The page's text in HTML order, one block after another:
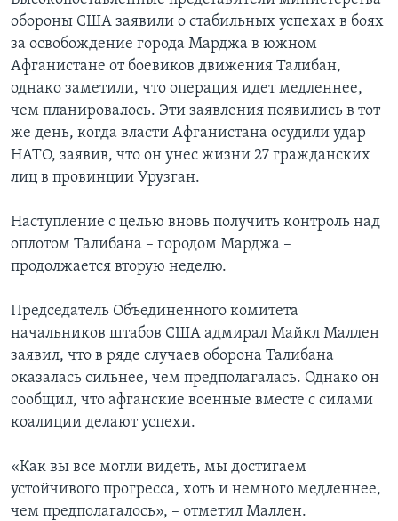
поиск
ДЕТАЛИ
НЬЮ-ЙОРК NEW YORK
АМЕРИКА. БОЛЬШОЕ ПУТЕШЕСТВИЕ
АМЕРИКАНСКИЕ ГОРОДКИ
ТЕСТЫ
УЧИМ АНГЛИЙСКИЙ
ВИДЕО
ПОДПИСКА НА НОВОСТИ
Learning English
Языки
обороны США заявили о стабильных успехах в боях
за освобождение города Марджа в южном
Афганистане от боевиков движения Талибан,
однако заметили, что операция идет медленнее,
чем планировалось. Эти заявления появились в тот
же день, когда власти Афганистана осудили удар
НАТО, заявив, что он унес жизни 27 гражданских
лиц в провинции Урузган.
Наступление с целью вновь получить контроль над
оплотом Талибана – городом Марджа –
продолжается вторую неделю.
Председатель Объединенного комитета
начальников штабов США адмирал Майкл Маллен
заявил, что в ряде случаев оборона Талибана
оказалась сильнее, чем предполагалась. Однако он
сообщил, что афганские военные вместе с силами
коалиции делают успехи.
«Как вы все могли видеть, мы достигаем
устойчивого прогресса, хоть и немного медленнее,
чем предполагалось», – отметил Маллен.